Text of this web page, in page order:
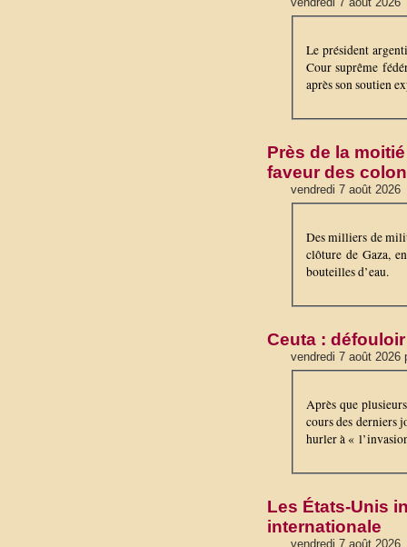
Le président
Cour suprême
après son soutien
Près de la
faveur des
vendredi 7 août 2026
Des milliers de
clôture de Gaza,
bouteilles d’eau.
Ceuta :
vendredi 7 août 2026
Après que
cours des derniers
hurler à «
Les États-Unis
internationale
vendredi 7 août 2026